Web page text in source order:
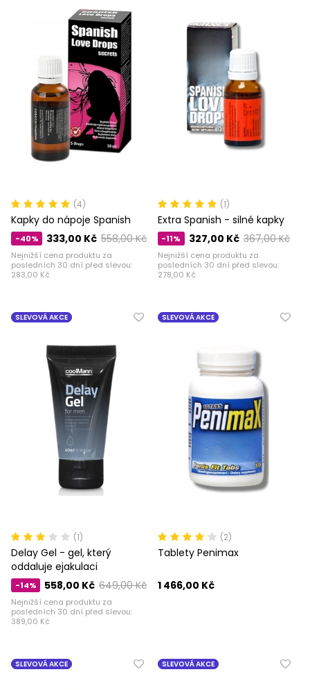
(4)
Kapky do nápoje Spanish
-40% 558,00 Kč
333,00 Kč
Nejnižší cena produktu za
posledních 30 dní před slevou:
283,00 Kč
(1)
Extra Spanish - silné kapky
-11% 367,00 Kč
327,00 Kč
Nejnižší cena produktu za
posledních 30 dní před slevou:
278,00 Kč
SLEVOVÁ AKCE
(1)
Delay Gel - gel, který
oddaluje ejakulaci
-14% 649,00 Kč
558,00 Kč
Nejnižší cena produktu za
posledních 30 dní před slevou:
389,00 Kč
SLEVOVÁ AKCE
(2)
Tablety Penimax
1 466,00 Kč
SLEVOVÁ AKCE SLEVOVÁ AKCE